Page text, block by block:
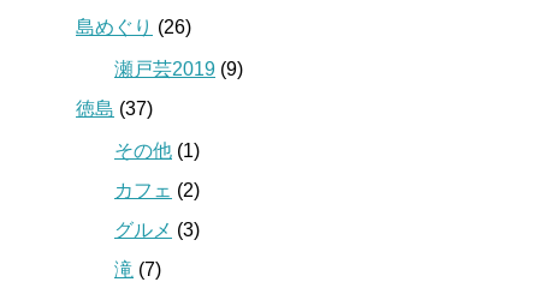
島めぐり (26)
瀬戸芸2019 (9)
徳島 (37)
その他 (1)
カフェ (2)
グルメ (3)
滝 (7)